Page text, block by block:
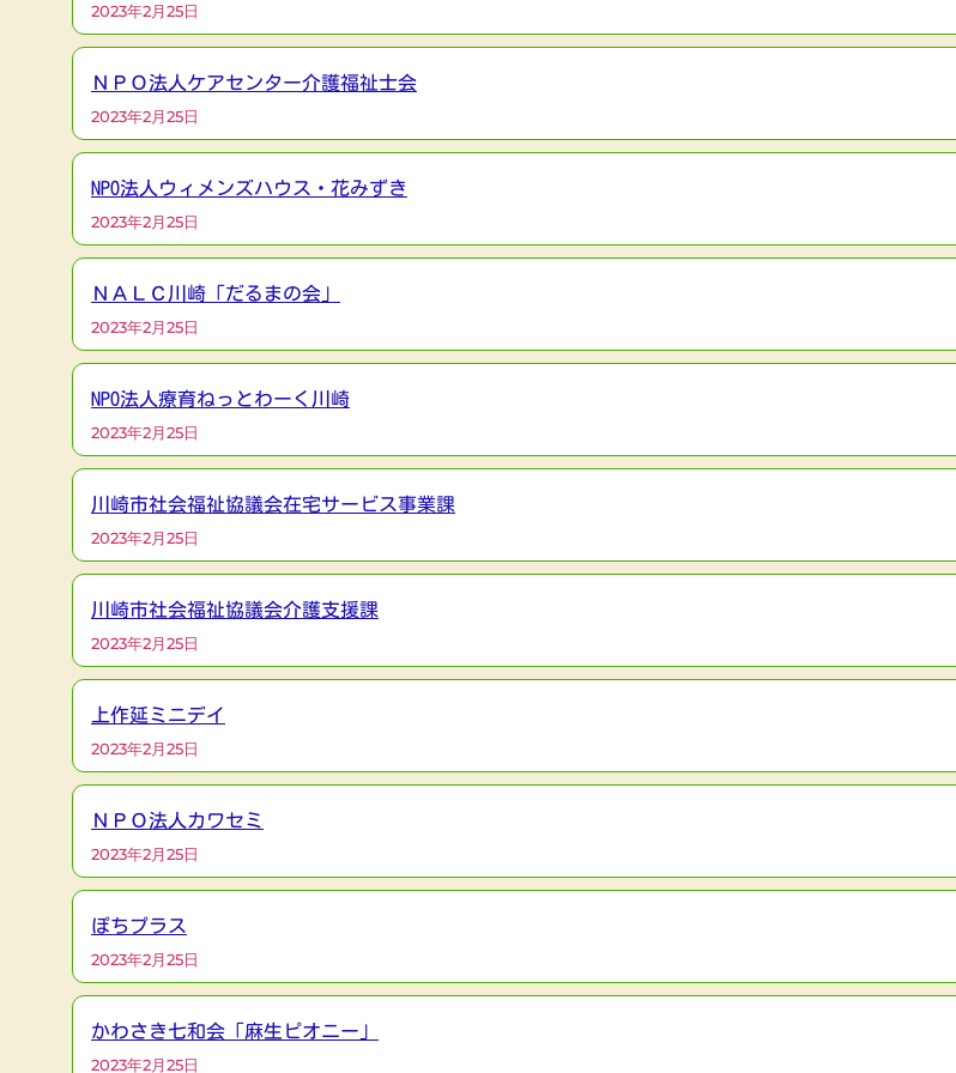
2023年2月25日
ＮＰＯ法人ケアセンター介護福祉士会
2023年2月25日
NPO法人ウィメンズハウス・花みずき
2023年2月25日
ＮＡＬＣ川崎「だるまの会」
2023年2月25日
NPO法人療育ねっとわーく川崎
2023年2月25日
川崎市社会福祉協議会在宅サービス事業課
2023年2月25日
川崎市社会福祉協議会介護支援課
2023年2月25日
上作延ミニデイ
2023年2月25日
ＮＰＯ法人カワセミ
2023年2月25日
ぽちプラス
2023年2月25日
かわさき七和会「麻生ピオニー」
2023年2月25日